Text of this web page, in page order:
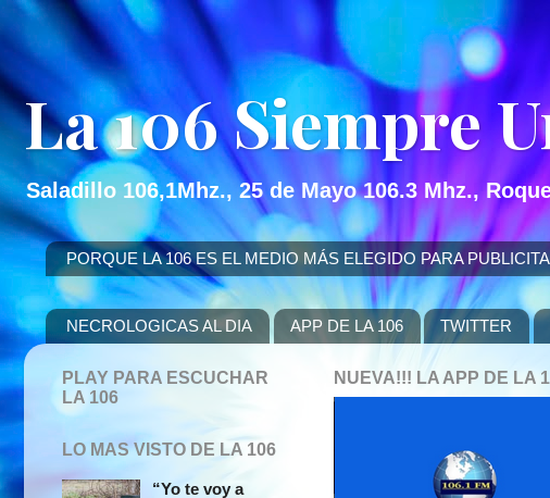
La 106 Siempre
Saladillo 106,1Mhz., 25 de Mayo 106.3 Mhz.,
PORQUE LA 106 ES EL MEDIO MÁS ELEGIDO PARA
NECROLOGICAS AL DIA APP DE LA 106 TWITTER
NUEVA!!! LA APP DE LA
PLAY PARA ESCUCHAR
LA 106
LO MAS VISTO DE LA 106
“Yo te voy a